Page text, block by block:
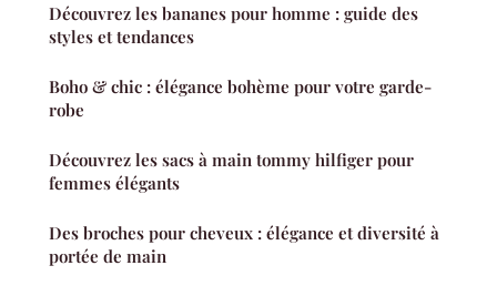
Découvrez les bananes pour homme : guide des
styles et tendances
Boho & chic : élégance bohème pour votre garde-
robe
Découvrez les sacs à main tommy hilfiger pour
femmes élégants
Des broches pour cheveux : élégance et diversité à
portée de main